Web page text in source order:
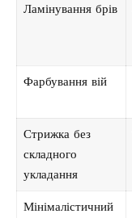
Ламінування брів
Фарбування вій
Стрижка без
складного
укладання
Мінімалістичний